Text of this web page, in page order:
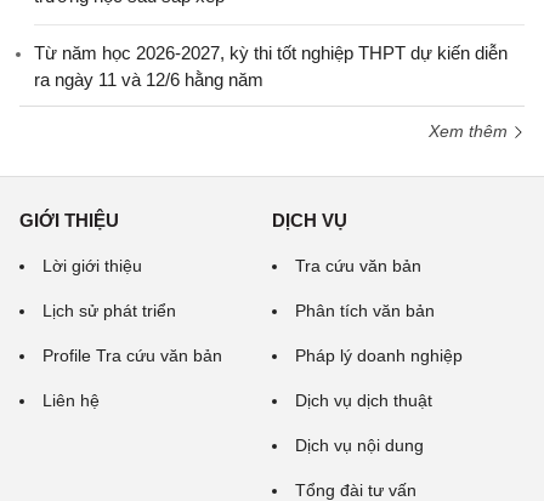
Từ năm học 2026-2027, kỳ thi tốt nghiệp THPT dự kiến diễn
ra ngày 11 và 12/6 hằng năm
Xem thêm
GIỚI THIỆU
Lời giới thiệu
Lịch sử phát triển
Profile Tra cứu văn bản
Liên hệ
DỊCH VỤ
Tra cứu văn bản
Phân tích văn bản
Pháp lý doanh nghiệp
Dịch vụ dịch thuật
Dịch vụ nội dung
Tổng đài tư vấn